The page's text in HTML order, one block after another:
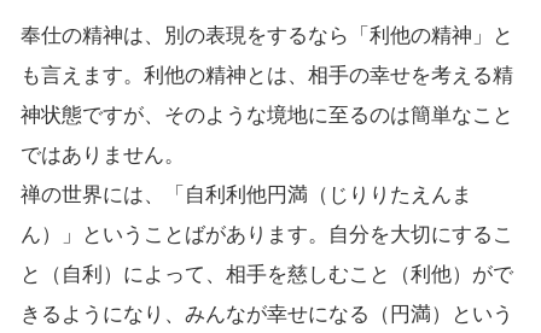
奉仕の精神は、別の表現をするなら「利他の精神」と
も言えます。利他の精神とは、相手の幸せを考える精
神状態ですが、そのような境地に至るのは簡単なこと
ではありません。
禅の世界には、「自利利他円満（じりりたえんま
ん）」ということばがあります。自分を大切にするこ
と（自利）によって、相手を慈しむこと（利他）がで
きるようになり、みんなが幸せになる（円満）という